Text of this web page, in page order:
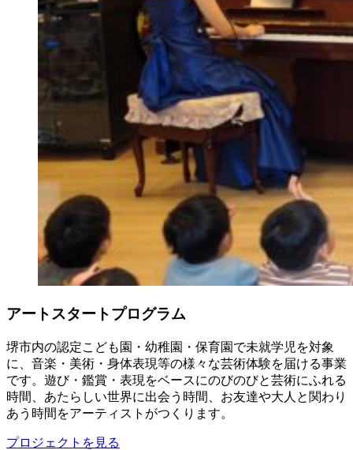
アートスタートプログラム
堺市内の認定こども園・幼稚園・保育園で未就学児を対象
に、音楽・美術・身体表現等の様々な芸術体験を届ける事業
です。遊び・鑑賞・表現をベースにのびのびと芸術にふれる
時間、あたらしい世界に出会う時間、お友達や大人と関わり
あう時間をアーティストがつくります。
プロジェクトを見る